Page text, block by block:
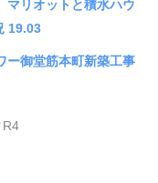
マリオットと積水ハウ
19.03
ー御堂筋本町新築工事
R4